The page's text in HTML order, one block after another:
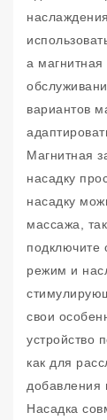
а магнитная
вариантов
Магнитная
насадку
насадку
массажа,
подключите
режим и
свои
устройство
как для
добавления
Насадка